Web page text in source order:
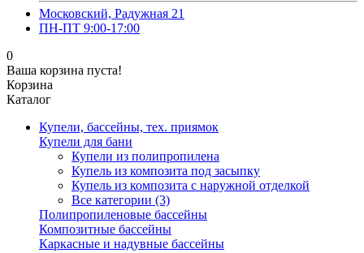
Московский, Радужная 21
ПН-ПТ 9:00-17:00
0
Ваша корзина пуста!
Корзина
Каталог
Купели, бассейны, тех. приямок
Купели для бани
Купели из полипропилена
Купель из композита под засыпку
Купель из композита с наружной отделкой
Все категории (3)
Полипропиленовые бассейны
Композитные бассейны
Каркасные и надувные бассейны